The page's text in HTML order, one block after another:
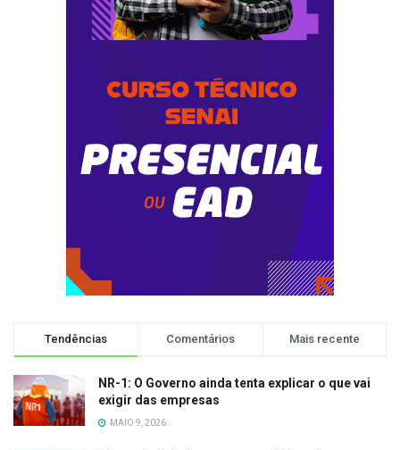
Tendências Comentários Mais recente
NR-1: O Governo ainda tenta explicar o que vai
exigir das empresas
MAIO 9, 2026